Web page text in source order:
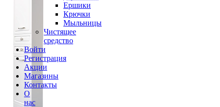
Ершики
Крючки
Мыльницы
Чистящее
средство
Войти
Регистрация
Акции
Магазины
Контакты
О
нас